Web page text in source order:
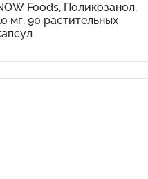
Foods, Поликозанол,
мг, 90 растительных